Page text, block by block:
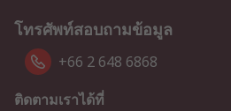
โทรศัพท์สอบถามข้อมูล
+66 2 648 6868
ติดตามเราได้ที่